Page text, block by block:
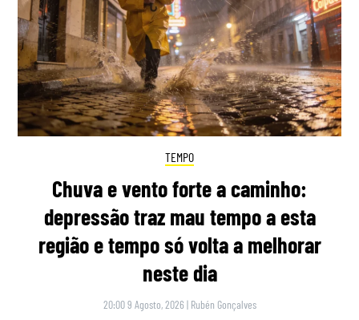
TEMPO
Chuva e vento forte a caminho:
depressão traz mau tempo a esta
região e tempo só volta a melhorar
neste dia
20:00 9 Agosto, 2026 | Rubén Gonçalves